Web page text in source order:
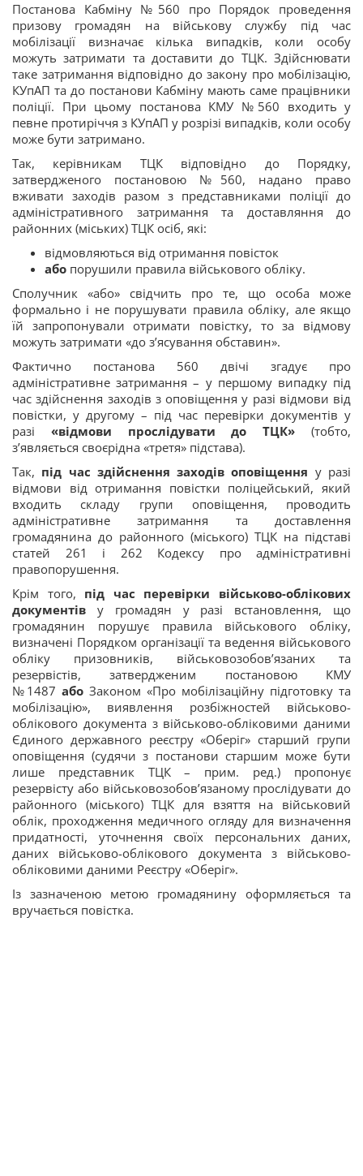
Постанова Кабміну №560 про Порядок проведення
призову громадян на військову службу під час
мобілізації визначає кілька випадків, коли особу
можуть затримати та доставити до ТЦК. Здійснювати
таке затримання відповідно до закону про мобілізацію,
КУпАП та до постанови Кабміну мають саме працівники
поліції. При цьому постанова КМУ №560 входить у
певне протиріччя з КУпАП у розрізі випадків, коли особу
може бути затримано.
Так, керівникам ТЦК відповідно до Порядку,
затвердженого постановою №560, надано право
вживати заходів разом з представниками поліції до
адміністративного затримання та доставляння до
районних (міських) ТЦК осіб, які:
відмовляються від отримання повісток
або порушили правила військового обліку.
Сполучник «або» свідчить про те, що особа може
формально і не порушувати правила обліку, але якщо
їй запропонували отримати повістку, то за відмову
можуть затримати «до з’ясування обставин».
Фактично постанова 560 двічі згадує про
адміністративне затримання – у першому випадку під
час здійснення заходів з оповіщення у разі відмови від
повістки, у другому – під час перевірки документів у
разі «відмови прослідувати до ТЦК» (тобто,
з’являється своєрідна «третя» підстава).
Так, під час здійснення заходів оповіщення у разі
відмови від отримання повістки поліцейський, який
входить складу групи оповіщення, проводить
адміністративне затримання та доставлення
громадянина до районного (міського) ТЦК на підставі
статей 261 і 262 Кодексу про адміністративні
правопорушення.
Крім того, під час перевірки військово-облікових
документів у громадян у разі встановлення, що
громадянин порушує правила військового обліку,
визначені Порядком організації та ведення військового
обліку призовників, військовозобов’язаних та
резервістів, затвердженим постановою КМУ
№1487 або Законом «Про мобілізаційну підготовку та
мобілізацію», виявлення розбіжностей військово-
облікового документа з військово-обліковими даними
Єдиного державного реєстру «Оберіг» старший групи
оповіщення (судячи з постанови старшим може бути
лише представник ТЦК – прим. ред.) пропонує
резервісту або військовозобов’язаному прослідувати до
районного (міського) ТЦК для взяття на військовий
облік, проходження медичного огляду для визначення
придатності, уточнення своїх персональних даних,
даних військово-облікового документа з військово-
обліковими даними Реєстру «Оберіг».
Із зазначеною метою громадянину оформляється та
вручається повістка.